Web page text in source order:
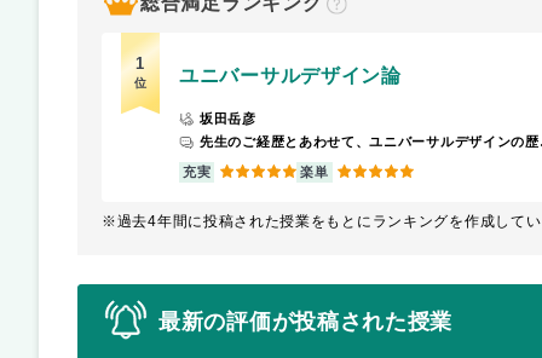
？
1
位 ユニバーサルデザイン論
坂田岳彦
先生のご経歴とあわせ
充実 5 楽単 5
※過去4年間に投稿された授業をもとにランキングを作成してい
最新の評価が投稿された授業